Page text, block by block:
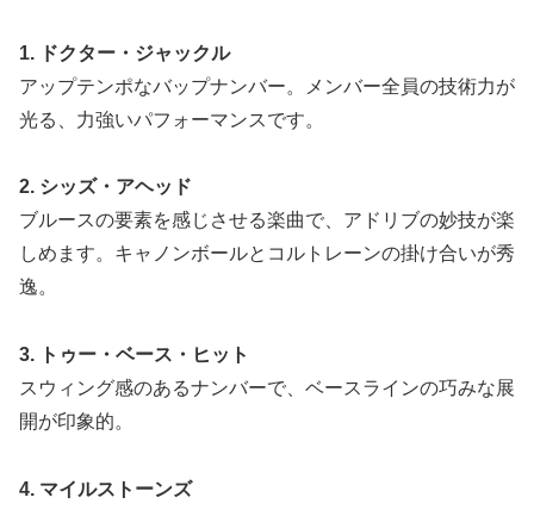
1. ドクター・ジャックル
アップテンポなバップナンバー。メンバー全員の技術力が
光る、力強いパフォーマンスです。
2. シッズ・アヘッド
ブルースの要素を感じさせる楽曲で、アドリブの妙技が楽
しめます。キャノンボールとコルトレーンの掛け合いが秀
逸。
3. トゥー・ベース・ヒット
スウィング感のあるナンバーで、ベースラインの巧みな展
開が印象的。
4. マイルストーンズ